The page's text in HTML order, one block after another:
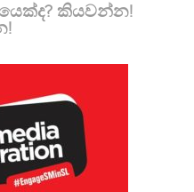
කියවන්න!